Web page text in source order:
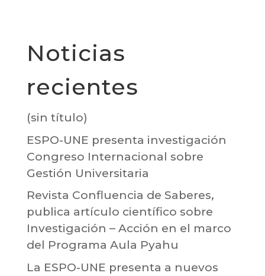
Noticias
recientes
(sin título)
ESPO-UNE presenta investigación
Congreso Internacional sobre
Gestión Universitaria
Revista Confluencia de Saberes,
publica artículo científico sobre
Investigación – Acción en el marco
del Programa Aula Pyahu
La ESPO-UNE presenta a nuevos